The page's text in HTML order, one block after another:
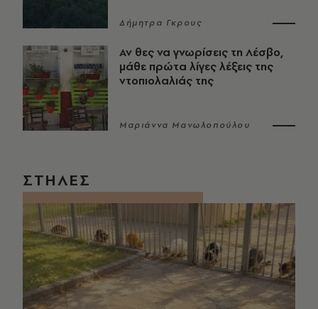
Δήμητρα Γκρους
Αν θες να γνωρίσεις τη Λέσβο,
μάθε πρώτα λίγες λέξεις της
ντοπιολαλιάς της
Μαριάννα Μανωλοπούλου
ΣΤΗΛΕΣ